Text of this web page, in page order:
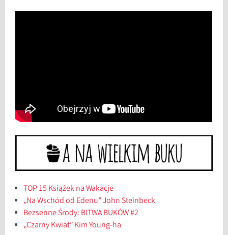
TOP 15 Książek na Wakacje
„Na Wschód od Edenu” John Steinbeck
Bezsenne Środy: BITWA BUKÓW #2
„Czarny Kwiat” Kim Young-ha